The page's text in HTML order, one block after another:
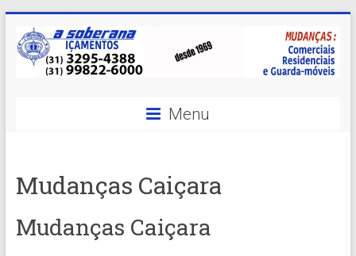
content
A
MELHOR
Menu
Mudanças Caiçara
Mudanças Caiçara